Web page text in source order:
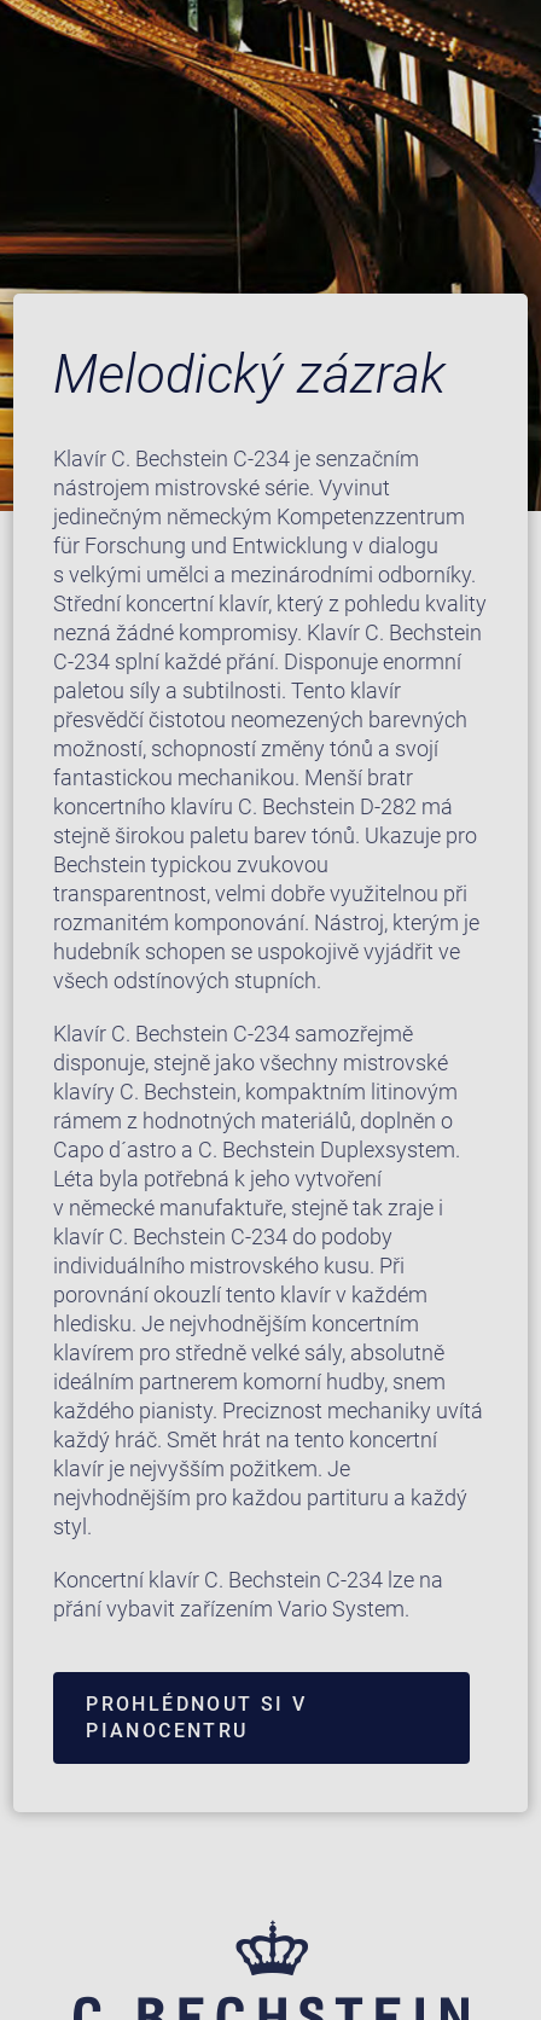
Melodický zázrak
Klavír C. Bechstein C-234 je senzačním
nástrojem mistrovské série. Vyvinut
jedinečným německým Kompetenzzentrum
für Forschung und Entwicklung v dialogu
s velkými umělci a mezinárodními odborníky.
Střední koncertní klavír, který z pohledu kvality
nezná žádné kompromisy. Klavír C. Bechstein
C-234 splní každé přání. Disponuje enormní
paletou síly a subtilnosti. Tento klavír
přesvědčí čistotou neomezených barevných
možností, schopností změny tónů a svojí
fantastickou mechanikou. Menší bratr
koncertního klavíru C. Bechstein D-282 má
stejně širokou paletu barev tónů. Ukazuje pro
Bechstein typickou zvukovou
transparentnost, velmi dobře využitelnou při
rozmanitém komponování. Nástroj, kterým je
hudebník schopen se uspokojivě vyjádřit ve
všech odstínových stupních.
Klavír C. Bechstein C-234 samozřejmě
disponuje, stejně jako všechny mistrovské
klavíry C. Bechstein, kompaktním litinovým
rámem z hodnotných materiálů, doplněn o
Capo d´astro a C. Bechstein Duplexsystem.
Léta byla potřebná k jeho vytvoření
v německé manufaktuře, stejně tak zraje i
klavír C. Bechstein C-234 do podoby
individuálního mistrovského kusu. Při
porovnání okouzlí tento klavír v každém
hledisku. Je nejvhodnějším koncertním
klavírem pro středně velké sály, absolutně
ideálním partnerem komorní hudby, snem
každého pianisty. Preciznost mechaniky uvítá
každý hráč. Smět hrát na tento koncertní
klavír je nejvyšším požitkem. Je
nejvhodnějším pro každou partituru a každý
styl.
Koncertní klavír C. Bechstein C-234 lze na
přání vybavit zařízením Vario System.
PROHLÉDNOUT SI V
PIANOCENTRU